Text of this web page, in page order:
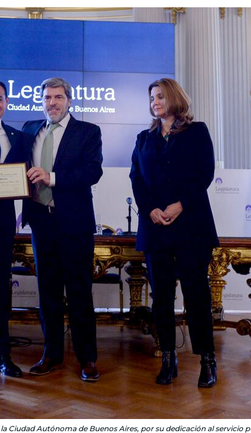
Ciudad Autónoma de Buenos Aires, por su dedicación al servicio